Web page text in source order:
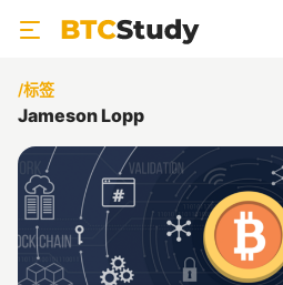
/标签
Jameson Lopp